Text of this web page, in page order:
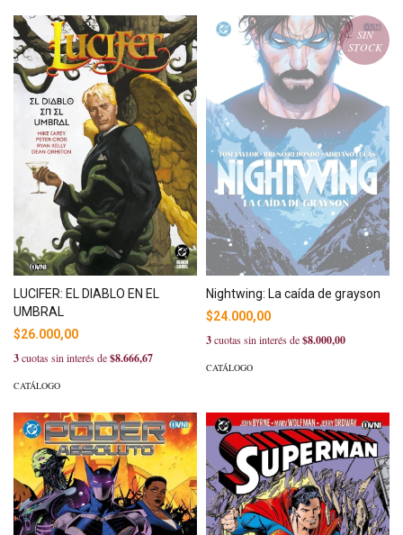
LUCIFER: EL DIABLO EN EL
UMBRAL
$26.000,00
3cuotas sin interés de$8.666,67
CATÁLOGO
SIN
STOCK
Nightwing: La caída de grayson
$24.000,00
3cuotas sin interés de$8.000,00
CATÁLOGO